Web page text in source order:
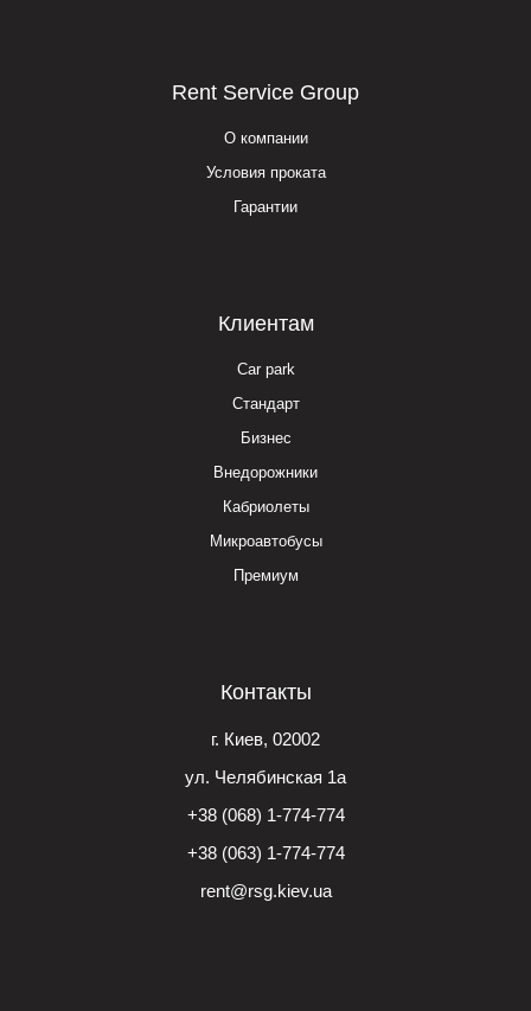
Rent Service Group
О компании
Условия проката
Гарантии
Клиентам
Car park
Стандарт
Бизнес
Внедорожники
Кабриолеты
Микроавтобусы
Премиум
Контакты
г. Киев, 02002
ул. Челябинская 1а
+38 (068) 1-774-774
+38 (063) 1-774-774
rent@rsg.kiev.ua